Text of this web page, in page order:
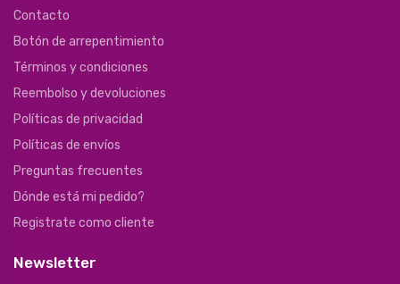
Contacto
Botón de arrepentimiento
Términos y condiciones
Reembolso y devoluciones
Políticas de privacidad
Políticas de envíos
Preguntas frecuentes
Dónde está mi pedido?
Registrate como cliente
Newsletter